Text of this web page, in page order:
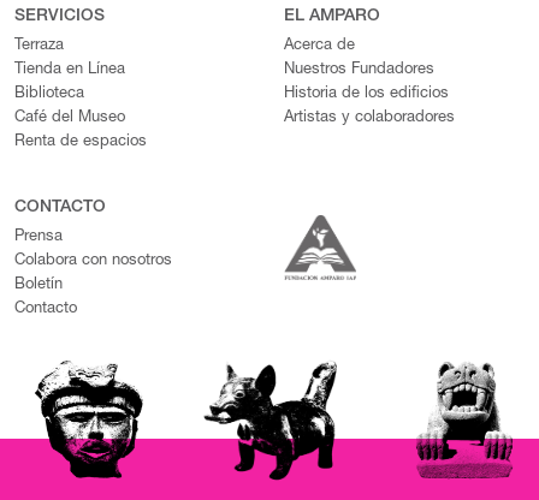
SERVICIOS
Terraza
Tienda en Línea
Biblioteca
Café del Museo
Renta de espacios
EL AMPARO
Acerca de
Nuestros Fundadores
Historia de los edificios
Artistas y colaboradores
CONTACTO
Prensa
Colabora con nosotros
Boletín
Contacto